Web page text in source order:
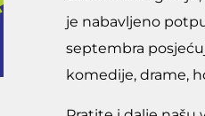
je nabavljeno
septembra
komedije, drame,